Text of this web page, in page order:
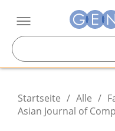
Startseite / Alle /
Asian Journal of